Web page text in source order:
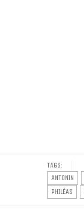
TAGS:
ANTONIN
PHILÉAS